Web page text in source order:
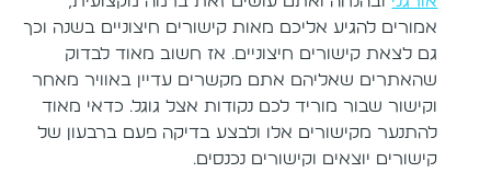
אמורים להגיע אליכם מאות קישורים חיצוניים בשנה וכך
גם לצאת קישורים חיצוניים. אז חשוב מאוד לבדוק
שהאתרים שאליהם אתם מקשרים עדיין באוויר מאחר
וקישור שבור מוריד לכם נקודות אצל גוגל. כדאי מאוד
להתנער מקישורים אלו ולבצע בדיקה פעם ברבעון של
קישורים יוצאים וקישורים נכנסים.